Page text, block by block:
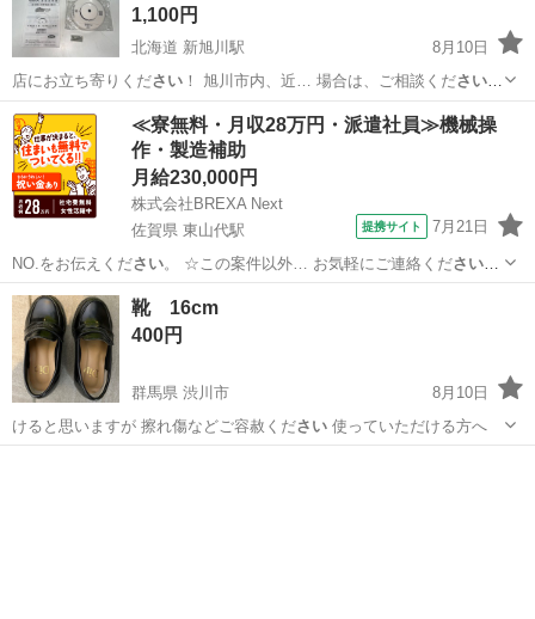
1,100円
北海道 新旭川駅
8月10日
店にお立ち寄りください ！ 旭川市内、近… 場合は、ご相談くださいま
せ！ 店頭でご…
北海道 旭川市 新旭川駅 その他 KRH
≪寮無料・月収28万円・派遣社員≫機械操
作・製造補助
月給230,000円
株式会社BREXA Next
佐賀県 東山代駅
提携サイト 7月21日
NO.をお伝えください。 ☆この案件以外… お気軽にご連絡ください！
給与 mon… お気軽にご応募ください ！ ★自社正社員…
佐賀 伊万里市
靴 16cm
400円
群馬県 渋川市
8月10日
けると思いますが 擦れ傷などご容赦ください使っていただける方へ